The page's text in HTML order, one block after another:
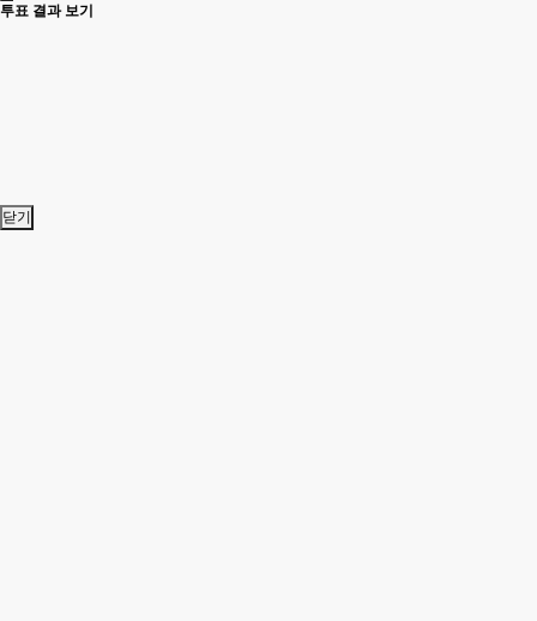
투표 결과 보기
닫기